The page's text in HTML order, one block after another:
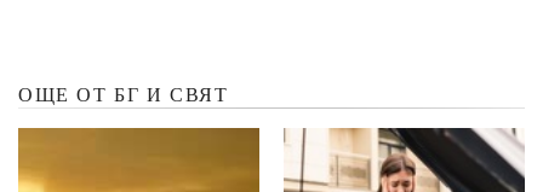
ОЩЕ ОТ БГ И СВЯТ